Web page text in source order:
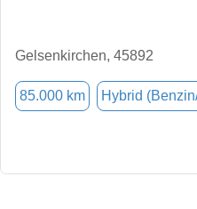
Gelsenkirchen, 45892
85.000 km Hybrid